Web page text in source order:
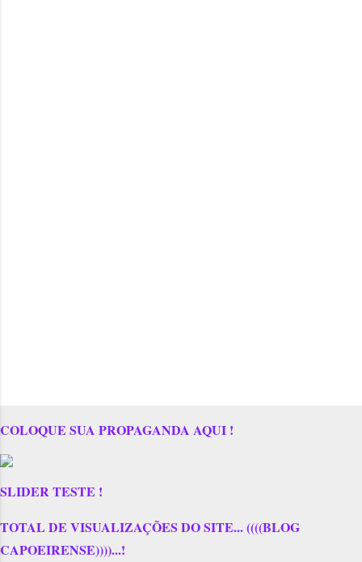
COLOQUE SUA PROPAGANDA AQUI !
SLIDER TESTE !
TOTAL DE VISUALIZAÇÕES DO SITE... ((((BLOG
CAPOEIRENSE))))...!